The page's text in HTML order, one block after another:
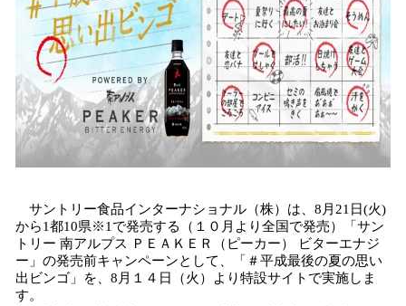
サントリー食品インターナショナル（株）は、8月21日(火)
から1都10県※1で発売する（１０月より全国で発売）「サン
トリー 南アルプス ＰＥＡＫＥＲ（ピーカー） ビターエナジ
ー」の発売前キャンペーンとして、「＃平成最後の夏の思い
出ビンゴ」を、8月１４日（火）より特設サイトで実施しま
す。